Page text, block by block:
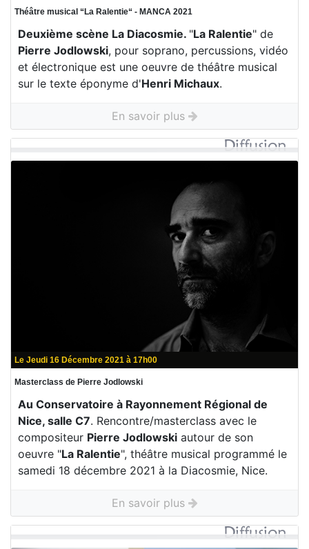
Théâtre musical “La Ralentie“ - MANCA 2021
Deuxième scène La Diacosmie. "La Ralentie" de
Pierre Jodlowski, pour soprano, percussions, vidéo
et électronique est une oeuvre de théâtre musical
sur le texte éponyme d'Henri Michaux.
En savoir plus
Le Jeudi 16 Décembre 2021 à 17h00
Masterclass de Pierre Jodlowski
Au Conservatoire à Rayonnement Régional de
Nice, salle C7. Rencontre/masterclass avec le
compositeur Pierre Jodlowski autour de son
oeuvre "La Ralentie", théâtre musical programmé le
samedi 18 décembre 2021 à la Diacosmie, Nice.
En savoir plus